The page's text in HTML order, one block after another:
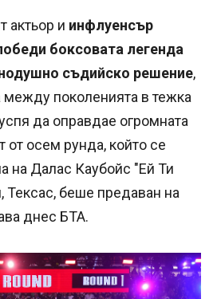
актьор и инфлуенсър
боксовата легенда
съдийско решение,
между поколенията в тежка
да оправдае огромната
от осем рунда, който се
на Далас Каубойс "Ей Ти
Тексас, беше предаван на
днес БТА.